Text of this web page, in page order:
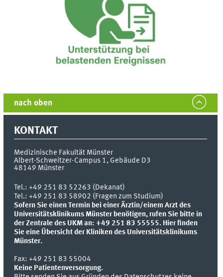
nach oben
KONTAKT
Medizinische Fakultät Münster
Albert-Schweitzer-Campus 1, Gebäude D3
48149 Münster
Tel.:+49 251 83 52263 (Dekanat)
Tel.: +49 251 83 58902 (Fragen zum Studium)
Sofern Sie einen Termin bei einer Ärztin/einem Arzt des
Universitätsklinikums Münster benötigen, rufen Sie bitte in
der Zentrale des UKM an: +49 251 83 55555. Hier finden
Sie eine Übersicht der Kliniken des Universitätsklinikums
Münster.
Fax:+49 251 83 55004
Keine Patientenversorgung.